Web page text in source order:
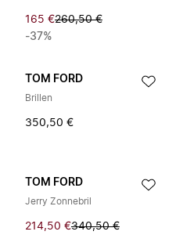
165 €260,50 €
-37%
TOM FORD
Brillen
350,50 €
TOM FORD
Jerry Zonnebril
214,50 €340,50 €